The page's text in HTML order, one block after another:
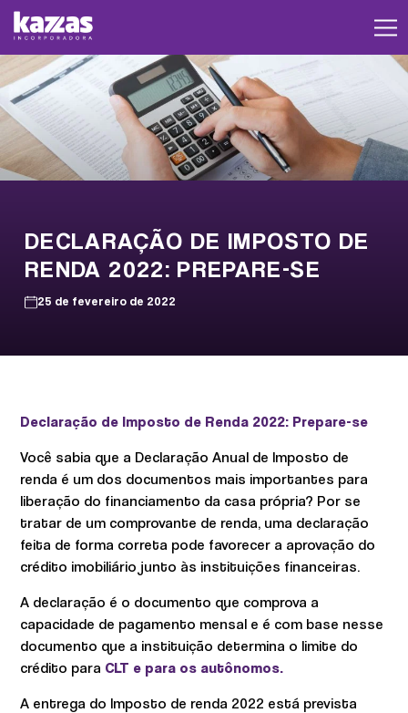
DECLARAÇÃO DE IMPOSTO DE
RENDA 2022: PREPARE-SE
25 de fevereiro de 2022
Declaração de Imposto de Renda 2022: Prepare-se
Você sabia que a Declaração Anual de Imposto de
renda é um dos documentos mais importantes para
liberação do financiamento da casa própria? Por se
tratar de um comprovante de renda, uma declaração
feita de forma correta pode favorecer a aprovação do
crédito imobiliário junto às instituições financeiras.
A declaração é o documento que comprova a
capacidade de pagamento mensal e é com base nesse
documento que a instituição determina o limite do
crédito para CLT e para os autônomos.
A entrega do Imposto de renda 2022 está prevista